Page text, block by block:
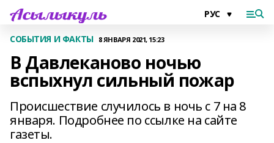
СОБЫТИЯ И ФАКТЫ 8 ЯНВАРЯ 2021, 15:23
В Давлеканово ночью
вспыхнул сильный пожар
Происшествие случилось в ночь с 7 на 8
января. Подробнее по ссылке на сайте
газеты.